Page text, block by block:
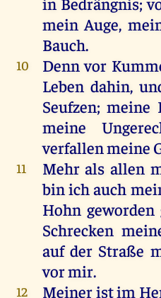
mein Auge,
Bauch.
10 Denn vor
Leben dahin,
Seufzen;meine
meine
verfallenmeine
11 Mehr als allen
binichauch
Hohn geworden
Schrecken
auf der Straße
vormir.
12 Meineristim